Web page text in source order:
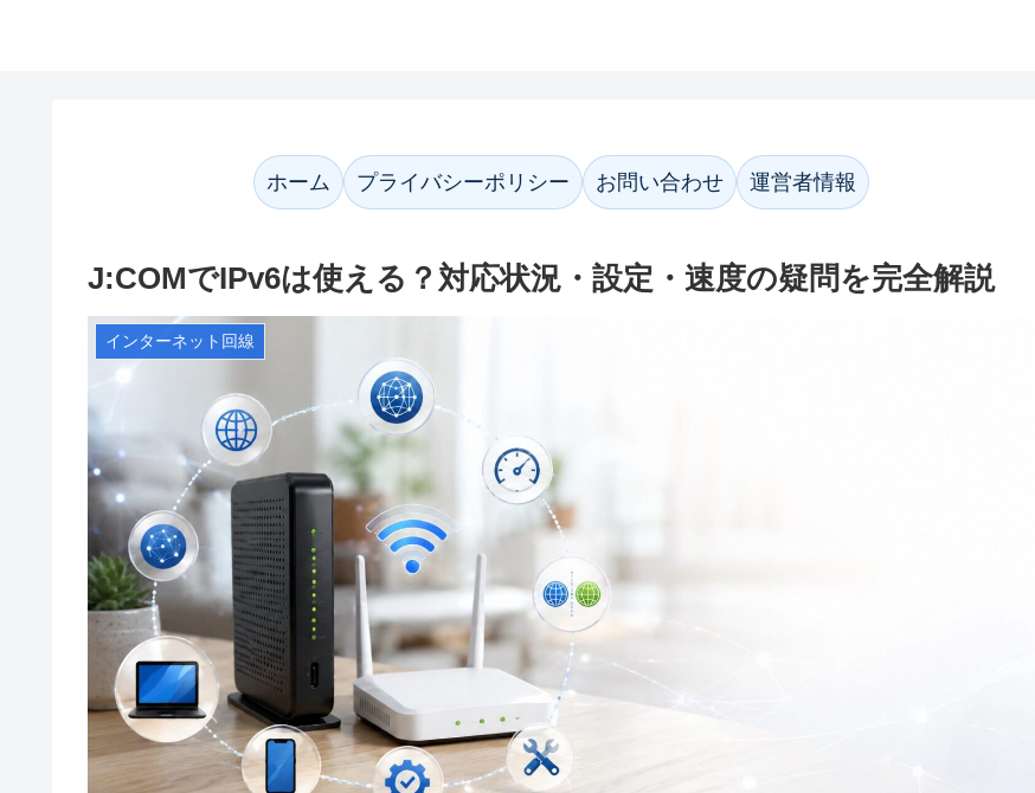
ホーム プライバシーポリシー お問い合わせ 運営者情報
J:COMでIPv6は使える？対応状況・設定・速度の疑問を完全解説
インターネット回線